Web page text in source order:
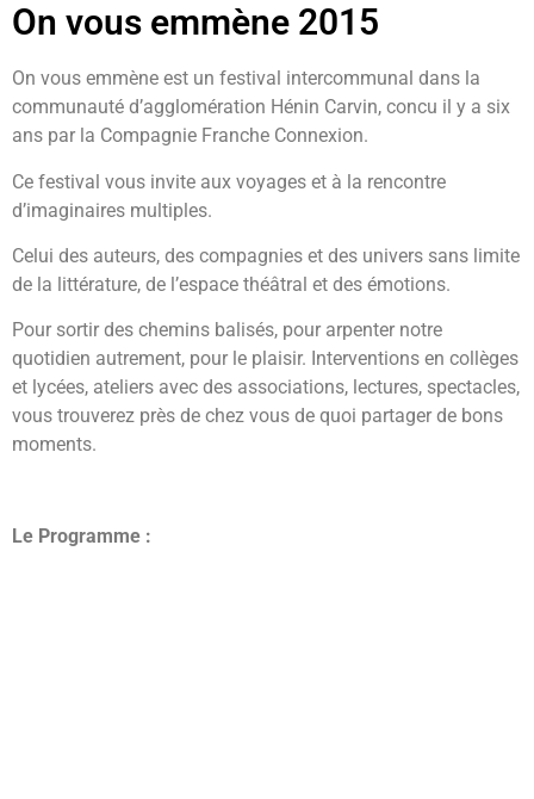
On vous emmène 2015
On vous emmène est un festival intercommunal dans la
communauté d’agglomération Hénin Carvin, concu il y a six
ans par la Compagnie Franche Connexion.
Ce festival vous invite aux voyages et à la rencontre
d’imaginaires multiples.
Celui des auteurs, des compagnies et des univers sans limite
de la littérature, de l’espace théâtral et des émotions.
Pour sortir des chemins balisés, pour arpenter notre
quotidien autrement, pour le plaisir. Interventions en collèges
et lycées, ateliers avec des associations, lectures, spectacles,
vous trouverez près de chez vous de quoi partager de bons
moments.
Le Programme :